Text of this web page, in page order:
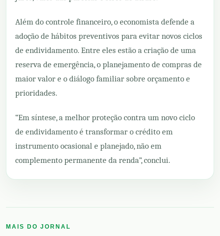
Além do controle financeiro, o economista defende a
adoção de hábitos preventivos para evitar novos ciclos
de endividamento. Entre eles estão a criação de uma
reserva de emergência, o planejamento de compras de
maior valor e o diálogo familiar sobre orçamento e
prioridades.
“Em síntese, a melhor proteção contra um novo ciclo
de endividamento é transformar o crédito em
instrumento ocasional e planejado, não em
complemento permanente da renda”, conclui.
MAIS DO JORNAL